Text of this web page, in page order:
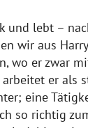
und lebt –
wir aus
wo er zwar
er als
eine
so richtig